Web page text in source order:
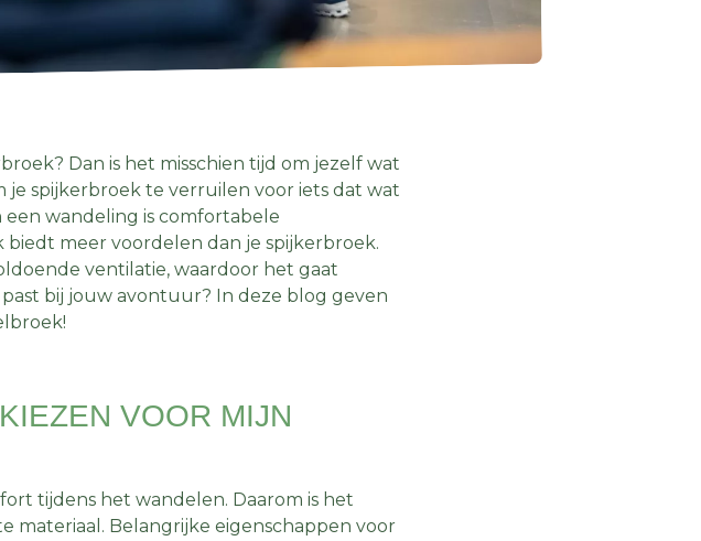
Dan is het misschien tijd om jezelf wat
spijkerbroek te verruilen voor iets dat wat
een wandeling is comfortabele
meer voordelen dan je spijkerbroek.
ventilatie, waardoor het gaat
bij jouw avontuur? In deze blog geven
VOOR MIJN
tijdens het wandelen. Daarom is het
materiaal. Belangrijke eigenschappen voor